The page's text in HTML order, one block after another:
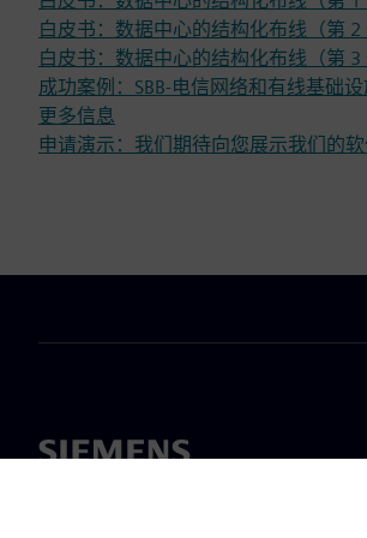
白皮书：数据中心的结构化布线（第 2
白皮书：数据中心的结构化布线（第 3
成功案例：SBB-电信网络和有线基础
更多信息
申请演示：我们期待向您展示我们的软